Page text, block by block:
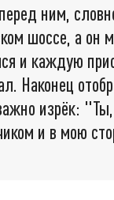
ним,
шоссе, а он
и каждую
Наконец
изрёк:
и в мою